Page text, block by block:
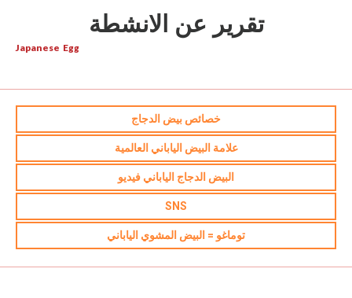
تقرير عن الانشطة
Japanese Egg
خصائص بيض الدجاج
علامة البيض الياباني العالمية
البيض الدجاج الياباني فيديو
SNS
توماغو = البيض المشوي الياباني